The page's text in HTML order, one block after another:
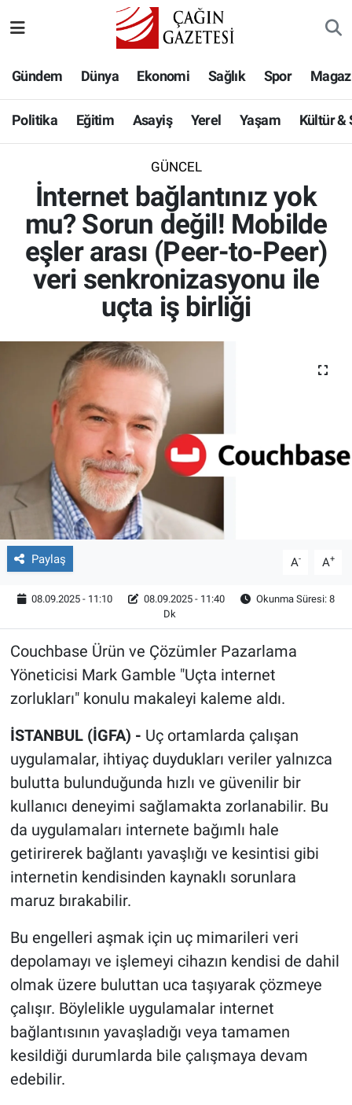
Gündem Dünya Ekonomi Sağlık Spor
Politika Eğitim Asayiş Yerel Yaşam Kültür &
GÜNCEL
İnternet bağlantınız yok
mu? Sorun değil! Mobilde
eşler arası (Peer-to-Peer)
veri senkronizasyonu ile
uçta iş birliği
Paylaş A- A+
08.09.2025 - 11:10 08.09.2025 - 11:40
Okunma Süresi: 8
Dk
Couchbase Ürün ve Çözümler Pazarlama
Yöneticisi Mark Gamble "Uçta internet
zorlukları" konulu makaleyi kaleme aldı.
İSTANBUL (İGFA) - Uç ortamlarda çalışan
uygulamalar, ihtiyaç duydukları veriler yalnızca
bulutta bulunduğunda hızlı ve güvenilir bir
kullanıcı deneyimi sağlamakta zorlanabilir. Bu
da uygulamaları internete bağımlı hale
getirirerek bağlantı yavaşlığı ve kesintisi gibi
internetin kendisinden kaynaklı sorunlara
maruz bırakabilir.
Bu engelleri aşmak için uç mimarileri veri
depolamayı ve işlemeyi cihazın kendisi de dahil
olmak üzere buluttan uca taşıyarak çözmeye
çalışır. Böylelikle uygulamalar internet
bağlantısının yavaşladığı veya tamamen
kesildiği durumlarda bile çalışmaya devam
edebilir.
Eğitim
Asayiş
Yaşam
Kültür & Sanat
Bilim-Teknoloji
Köşe Yazıları
Röportaj
Video Galeri
Hava Durumu
Namaz Vakitleri
Süper Lig Puan Durumu ve Fikstür
Tüm Manşetler
Son Dakika Haberleri
Haber Arşivi